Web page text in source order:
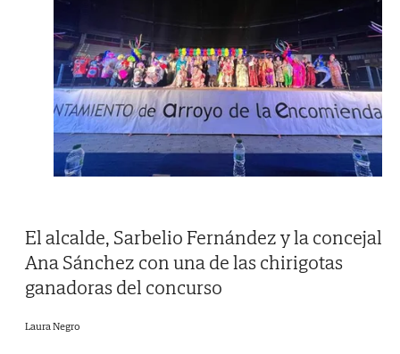
El alcalde, Sarbelio Fernández y la concejal
Ana Sánchez con una de las chirigotas
ganadoras del concurso
Laura Negro